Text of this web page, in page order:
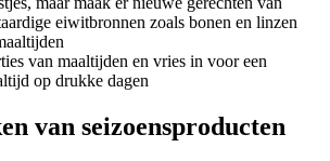
eiwitbronnen zoals bonen en linzen
van maaltijden en vries in voor een
op drukke dagen
van seizoensproducten